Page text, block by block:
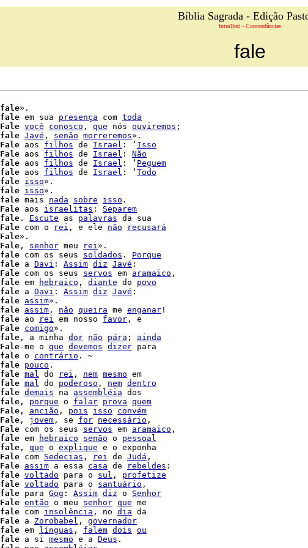
Bíblia Sagrada - Edição
IntraText - Concordâncias
fale
fale».
fale em sua presença com toda
Fale você conosco , que nós ouviremos ;
fale Javé , senão morreremos».
Fale aos filhos de Israel : ‘ Isso
Fale aos filhos de Israel : Não
fale aos filhos de Israel : ‘ Peguem
fale aos filhos de Israel : ‘ Todo
fale isso
fale isso».
fale mais nada sobre isso .
Fale aos israelitas : Separem
fale . Escute as palavras da sua
Fale com o rei , e ele não
recusará
Fale».
Fale , senhor meu rei».
fale com os seus soldados . Porque
fale a Davi : Assim diz Javé :
Fale com os seus servos em aramaico
fale em hebraico , diante do povo
fale a Davi : Assim diz Javé :
fale assim».
fale assim , não queira me enganar !
fale ao rei em nosso favor , e
Fale comigo».
fale , a minha dor não pára ; ainda
Fale-me o que devemos dizer para
fale o contrário . ~
fale pouco
fale mal do rei , nem mesmo em
fale mal do poderoso , nem dentro
fale demais na assembléia dos
fale , porque o falar prova quem
Fale , ancião , pois isso
convém
Fale , jovem , se for necessário ,
Fale com os seus servos em aramaico ,
fale em hebraico senão o pessoal
fale , que o explique e o exponha
Fale com Sedecias , rei de Judá
Fale assim a essa casa de rebeldes :
fale voltado para o sul , profetize
fale voltado para o santuário ,
fale para Gog : Assim diz o Senhor
Fale então o meu senhor que me
fale com insolência , no dia da
Fale a Zorobabel , governador
fale em línguas , falem dois ou
fale a si mesmo e a Deus .